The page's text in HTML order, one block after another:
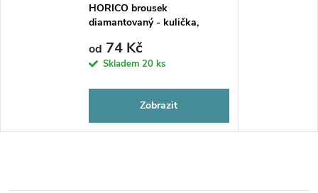
HORICO brousek
diamantovaný - kulička,
od 74 Kč
Skladem 20 ks
Zobrazit